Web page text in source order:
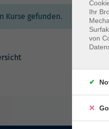
Kurse gefunden.
Ihr
von